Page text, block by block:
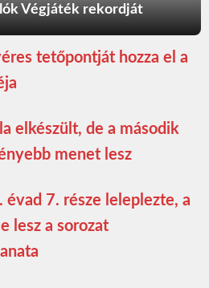
Végjáték rekordját
tetőpontját hozza el a
elkészült, de a második
menet lesz
évad 7. része leleplezte, a
lesz a sorozat